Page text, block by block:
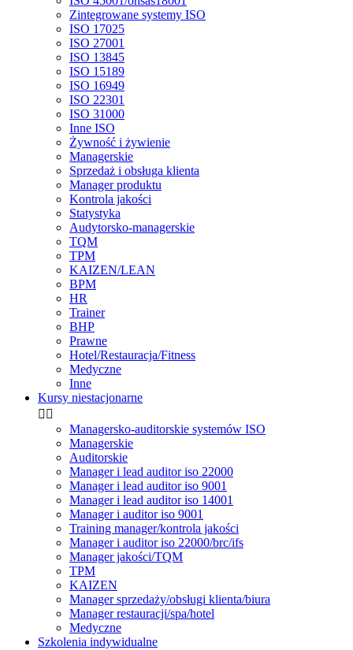
Zintegrowane systemy ISO
ISO 17025
ISO 27001
ISO 13845
ISO 15189
ISO 16949
ISO 22301
ISO 31000
Inne ISO
Żywność i żywienie
Managerskie
Sprzedaż i obsługa klienta
Manager produktu
Kontrola jakości
Statystyka
Audytorsko-managerskie
TQM
TPM
KAIZEN/LEAN
BPM
HR
Trainer
BHP
Prawne
Hotel/Restauracja/Fitness
Medyczne
Inne
Kursy niestacjonarne
 
Managersko-auditorskie systemów ISO
Managerskie
Auditorskie
Manager i lead auditor iso 22000
Manager i lead auditor iso 9001
Manager i lead auditor iso 14001
Manager i auditor iso 9001
Training manager/kontrola jakości
Manager i auditor iso 22000/brc/ifs
Manager jakości/TQM
TPM
KAIZEN
Manager sprzedaży/obsługi klienta/biura
Manager restauracji/spa/hotel
Medyczne
Szkolenia indywidualne